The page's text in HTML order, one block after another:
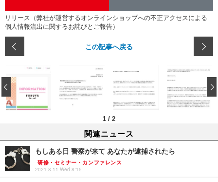
リリース（弊社が運営するオンラインショップへの不正アクセスによる
個人情報流出に関するお詫びとご報告）
この記事へ戻る
1 / 2
‹
関連ニュース
もしある日 警察が来て あなたが逮捕されたら
研修・セミナー・カンファレンス
2021.8.11 Wed 8:15